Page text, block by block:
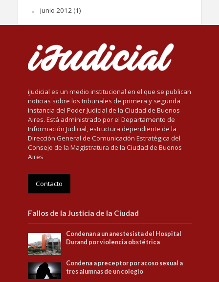
junio 2012 (1)
iJudicial es un medio institucional en el que se publican
noticias sobre los tribunales de primera y segunda
instancia del Poder Judicial de la Ciudad de Buenos
Aires. Está administrado por el Departamento de
Información Judicial, estructura dependiente de la
Dirección General de Comunicación Estratégica del
Consejo de la Magistratura de la Ciudad de Buenos
Aires
Contacto
Fallos de la Justicia de la Ciudad
Condenan a un anestesista del Hospital
Durand por violencia obstétrica
Condena a preceptor por acoso sexual a
tres alumnas de un colegio